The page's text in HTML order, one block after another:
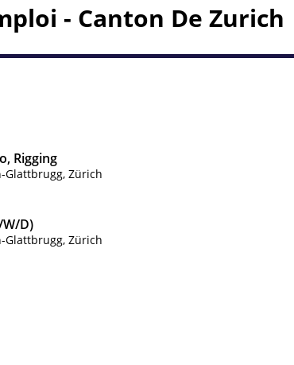
- Canton De Zurich
Rigging
Glattbrugg, Zürich
w/d)
Glattbrugg, Zürich